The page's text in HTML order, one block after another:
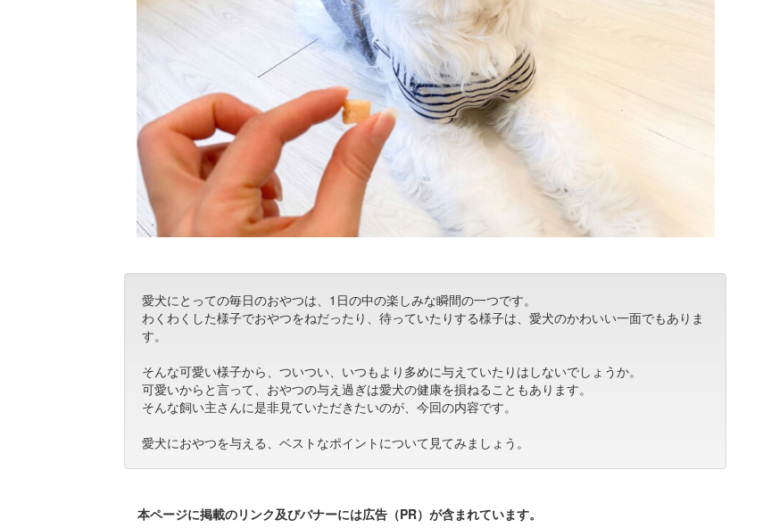
愛犬にとっての毎日のおやつは、1日の中の楽しみな瞬間の一つです。
わくわくした様子でおやつをねだったり、待っていたりする様子は、愛犬のかわいい一面でもありま
す。
そんな可愛い様子から、ついつい、いつもより多めに与えていたりはしないでしょうか。
可愛いからと言って、おやつの与え過ぎは愛犬の健康を損ねることもあります。
そんな飼い主さんに是非見ていただきたいのが、今回の内容です。
愛犬におやつを与える、ベストなポイントについて見てみましょう。
本ページに掲載のリンク及びバナーには広告（PR）が含まれています。